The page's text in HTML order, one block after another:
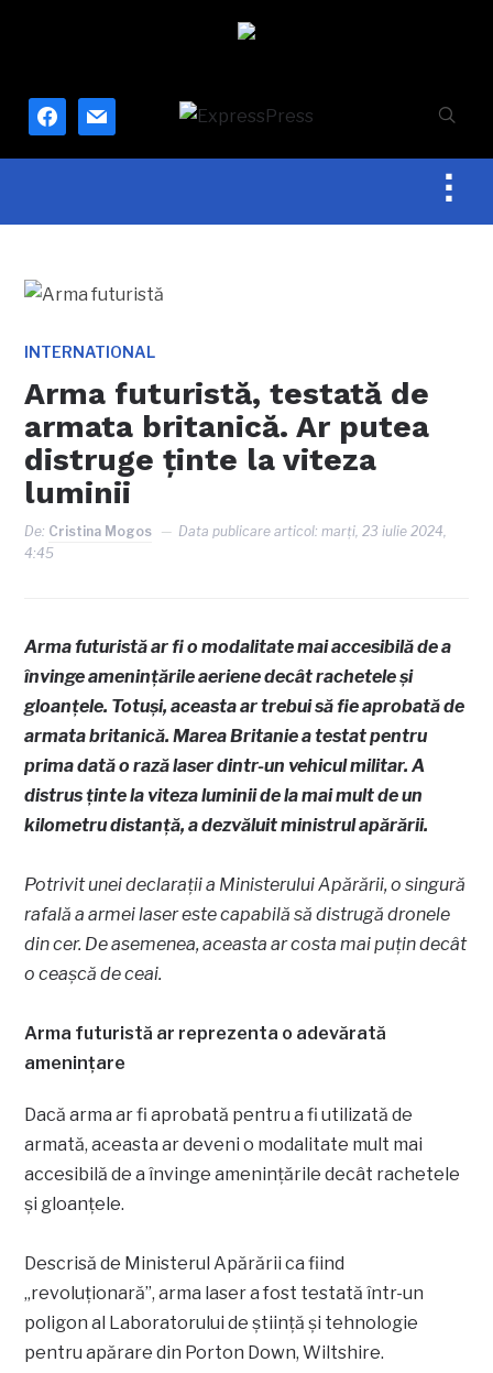
facebook
mail
INTERNATIONAL
Arma futuristă, testată de
armata britanică. Ar putea
distruge ținte la viteza
luminii
De: Cristina Mogos Data publicare articol:marți, 23 iulie 2024,
4:45
Arma futuristă ar fi o modalitate mai accesibilă de a
învinge amenințările aeriene decât rachetele și
gloanțele. Totuși, aceasta ar trebui să fie aprobată de
armata britanică. Marea Britanie a testat pentru
prima dată o rază laser dintr-un vehicul militar. A
distrus ținte la viteza luminii de la mai mult de un
kilometru distanță, a dezvăluit ministrul apărării.
Potrivit unei declarații a Ministerului Apărării, o singură
rafală a armei laser este capabilă să distrugă dronele
din cer. De asemenea, aceasta ar costa mai puțin decât
o ceașcă de ceai.
Arma futuristă ar reprezenta o adevărată
amenințare
Dacă arma ar fi aprobată pentru a fi utilizată de
armată, aceasta ar deveni o modalitate mult mai
accesibilă de a învinge amenințările decât rachetele
și gloanțele.
Descrisă de Ministerul Apărării ca fiind
„revoluționară”, arma laser a fost testată într-un
poligon al Laboratorului de știință și tehnologie
pentru apărare din Porton Down, Wiltshire.